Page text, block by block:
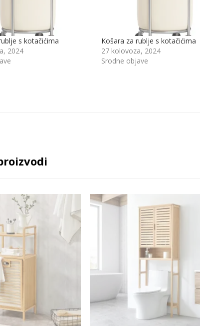
s kotačićima
2024
Košara za rublje s kotačićima
27 kolovoza, 2024
Srodne objave